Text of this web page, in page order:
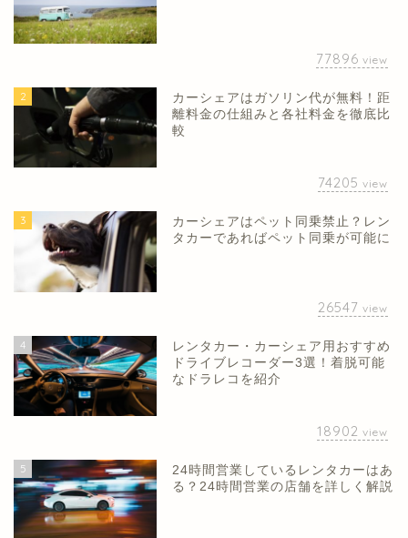
77896 view
2
カーシェアはガソリン代が無料！距
離料金の仕組みと各社料金を徹底比
較
74205 view
3
カーシェアはペット同乗禁止？レン
タカーであればペット同乗が可能に
26547 view
4
レンタカー・カーシェア用おすすめ
ドライブレコーダー3選！着脱可能
なドラレコを紹介
18902 view
5
24時間営業しているレンタカーはあ
る？24時間営業の店舗を詳しく解説